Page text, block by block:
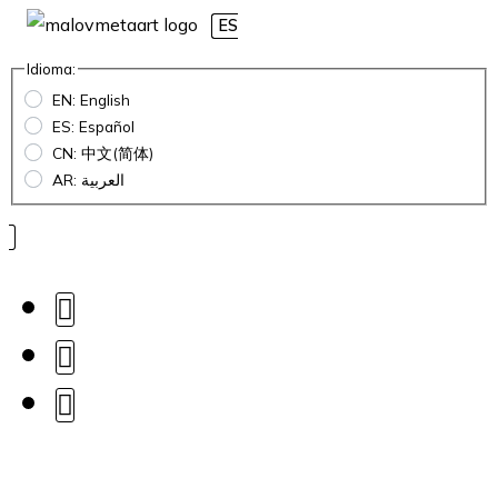
ES
Idioma:
EN: English
ES: Español
CN: 中文(简体)
AR: العربية